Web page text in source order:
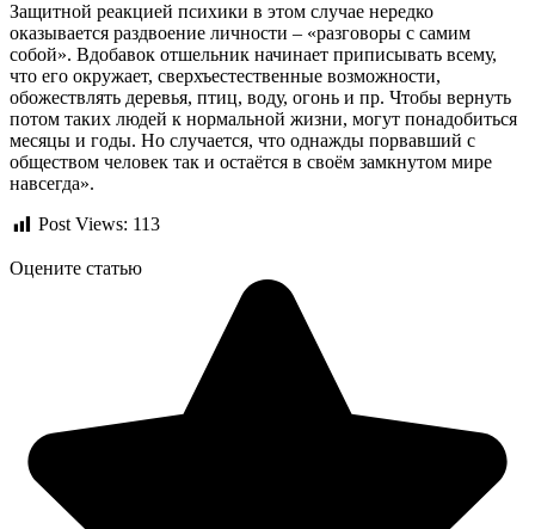
Защитной реакцией психики в этом случае нередко
оказывается раздвоение личности – «разговоры с самим
собой». Вдобавок отшельник начинает приписывать всему,
что его окружает, сверхъестественные возможности,
обожествлять деревья, птиц, воду, огонь и пр. Чтобы вернуть
потом таких людей к нормальной жизни, могут понадобиться
месяцы и годы. Но случается, что однажды порвавший с
обществом человек так и остаётся в своём замкнутом мире
навсегда».
Post Views: 113
Оцените статью